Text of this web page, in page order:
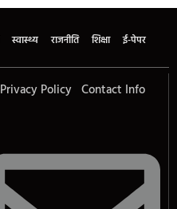
स्वास्थ्य राजनीति शिक्षा ई-पेपर
Privacy Policy Contact Info